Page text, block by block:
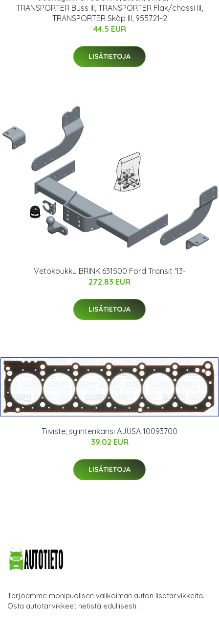
TRANSPORTER Buss III, TRANSPORTER Flak/chassi III,
TRANSPORTER Skåp III, 955721-2
44.5 EUR
LISÄTIETOJA
Vetokoukku BRINK 631500 Ford Transit '13-
272.83 EUR
LISÄTIETOJA
Tiiviste, sylinterikansi AJUSA 10093700
39.02 EUR
LISÄTIETOJA
Tarjoamme monipuolisen valikoiman auton lisätarvikkeita.
Osta autotarvikkeet netistä edullisesti.